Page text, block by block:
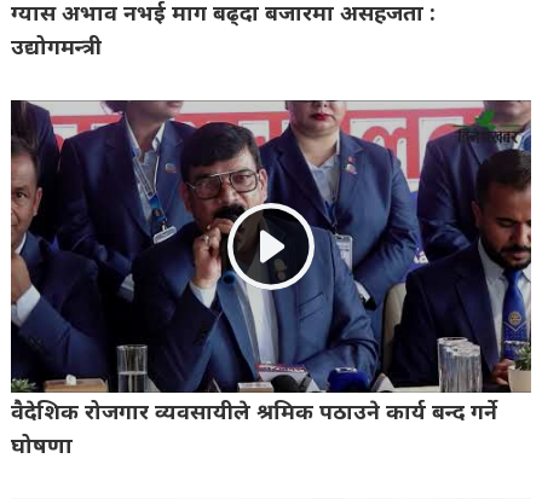
ग्यास अभाव नभई माग बढ्दा बजारमा असहजता :
उद्योगमन्त्री
वैदेशिक रोजगार व्यवसायीले श्रमिक पठाउने कार्य बन्द गर्ने
घोषणा